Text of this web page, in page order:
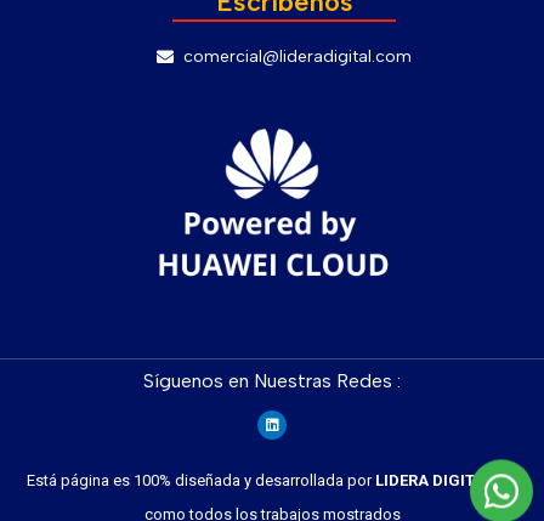
comercial@lideradigital.com
Síguenos en Nuestras Redes :
Está página es 100% diseñada y desarrollada por LIDERA DIGITALasí
como todos los trabajos mostrados